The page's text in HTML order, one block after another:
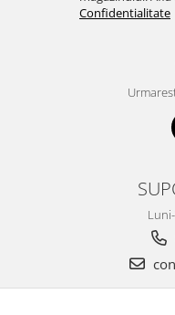
Beteala si ghirlande
Decoratiuni luminoase
Instalatii Craciun 220V
Instalatii liniare si role
luminos
Confidentialitate